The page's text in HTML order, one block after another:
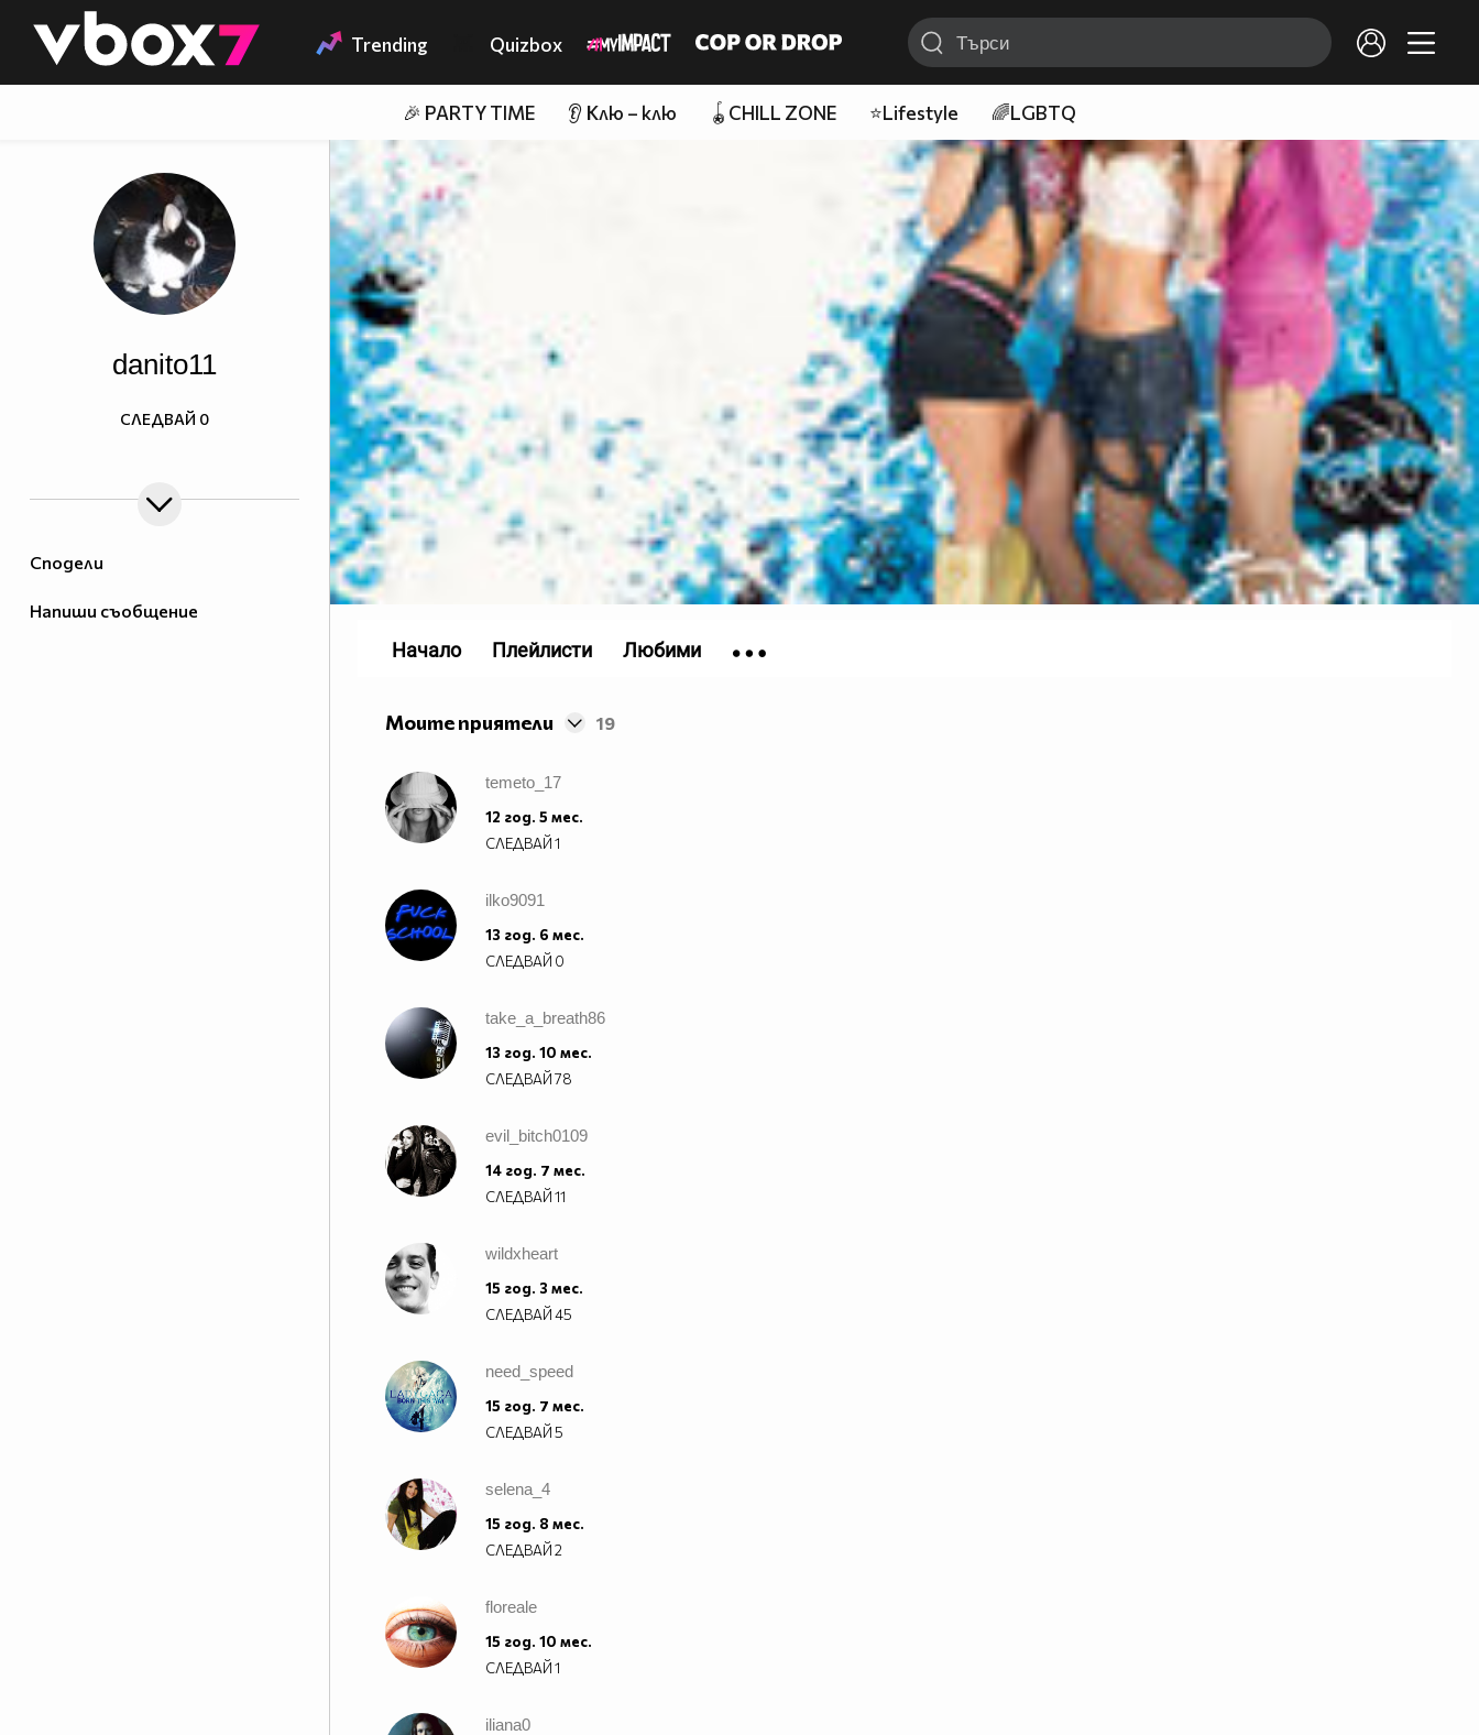
👾 Trending Quizbox
🎉 PARTY TIME 👂 Клю – клю 🪀CHILL ZONE ⭐Lifestyle 🌈LGBTQ
Сподели
Напиши съобщение
danito11
СЛЕДВАЙ 0
Моите приятели 19
temeto_17
12 год. 5 мес.
СЛЕДВАЙ1
ilko9091
13 год. 6 мес.
СЛЕДВАЙ 0
take_a_breath86
13 год. 10 мес.
СЛЕДВАЙ78
evil_bitch0109
14 год. 7 мес.
СЛЕДВАЙ11
wildxheart
15 год. 3 мес.
СЛЕДВАЙ45
need_speed
15 год. 7 мес.
СЛЕДВАЙ5
selena_4
15 год. 8 мес.
СЛЕДВАЙ2
floreale
15 год. 10 мес.
СЛЕДВАЙ1
iliana0
Начало Плейлисти Любими